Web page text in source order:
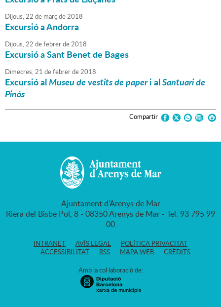
Dijous,22 de marçde2018
Excursió a Andorra
Dijous,22 defebrerde2018
Excursió a Sant Benet de Bages
Dimecres,21 defebrerde2018
Excursió alMuseu de vestits de paperi alSantuari de
Pinós
Compartir
Ajuntament d'Arenys de Mar
Riera del Bisbe Pol, 8 - 08350 Arenys de Mar - Tel. 93 795 99
00
INTRANET AVÍS LEGAL
POLÍTICA PRIVACITAT
ACCESSIBILITAT
RSS MAPA WEB CRÈDITS
Amb la col·laboració de: